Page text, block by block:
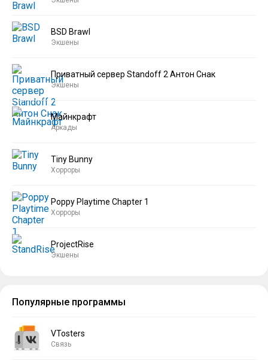
BSD Brawl
Экшены
Приватный сервер Standoff 2 Антон Снак
Экшены
Майнкрафт
Аркады
Tiny Bunny
Хорроры
Poppy Playtime Chapter 1
Хорроры
ProjectRise
Экшены
Популярные программы
VTosters
Связь